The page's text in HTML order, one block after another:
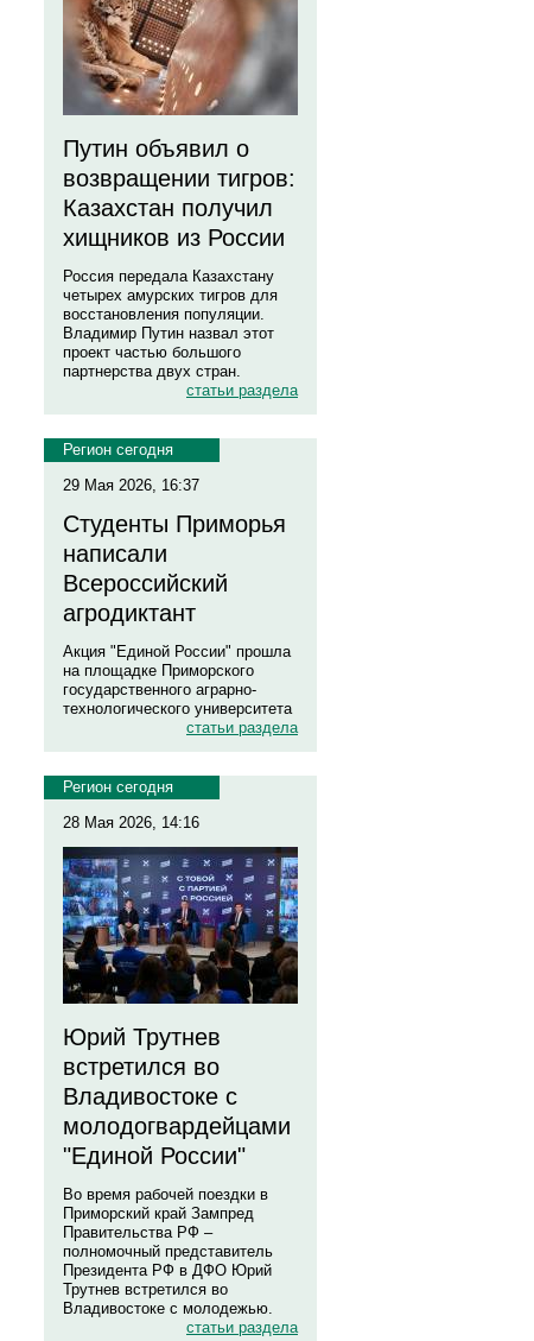
Путин объявил о
возвращении тигров:
Казахстан получил
хищников из России
Россия передала Казахстану
четырех амурских тигров для
восстановления популяции.
Владимир Путин назвал этот
проект частью большого
партнерства двух стран.
статьи раздела
Регион сегодня
29 Мая 2026, 16:37
Студенты Приморья
написали
Всероссийский
агродиктант
Акция "Единой России" прошла
на площадке Приморского
государственного аграрно-
технологического университета
статьи раздела
Регион сегодня
28 Мая 2026, 14:16
Юрий Трутнев
встретился во
Владивостоке с
молодогвардейцами
"Единой России"
Во время рабочей поездки в
Приморский край Зампред
Правительства РФ –
полномочный представитель
Президента РФ в ДФО Юрий
Трутнев встретился во
Владивостоке с молодежью.
статьи раздела